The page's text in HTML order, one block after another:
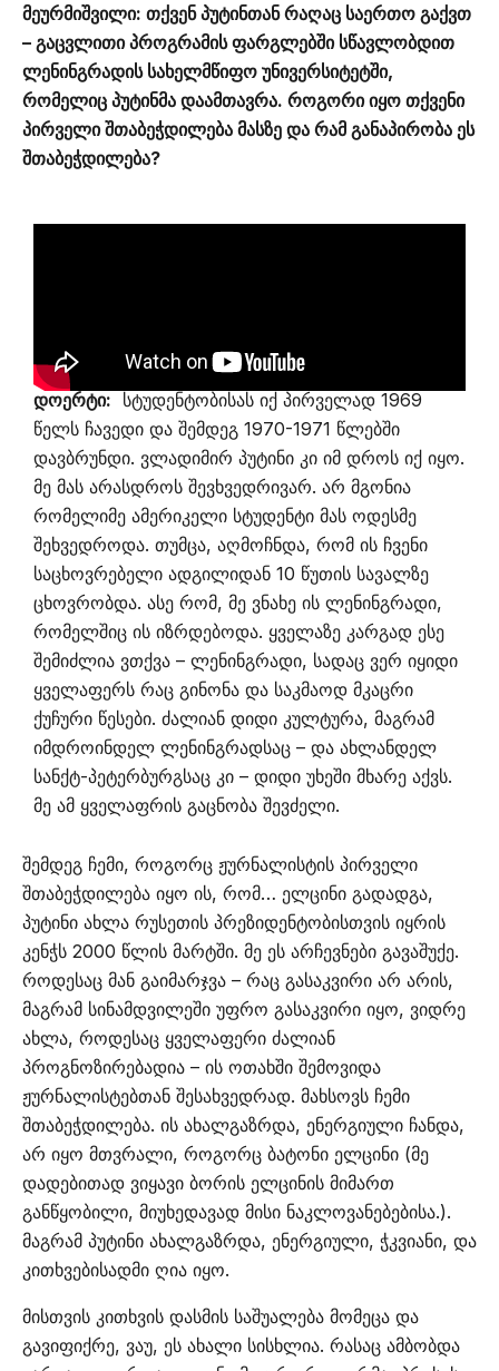
მეურმიშვილი: თქვენ პუტინთან რაღაც საერთო გაქვთ
– გაცვლითი პროგრამის ფარგლებში სწავლობდით
ლენინგრადის სახელმწიფო უნივერსიტეტში,
რომელიც პუტინმა დაამთავრა. როგორი იყო თქვენი
პირველი შთაბეჭდილება მასზე და რამ განაპირობა ეს
შთაბეჭდილება?
დოერტი: სტუდენტობისას იქ პირველად 1969
წელს ჩავედი და შემდეგ 1970-1971 წლებში
დავბრუნდი. ვლადიმირ პუტინი კი იმ დროს იქ იყო.
მე მას არასდროს შევხვედრივარ. არ მგონია
რომელიმე ამერიკელი სტუდენტი მას ოდესმე
შეხვედროდა. თუმცა, აღმოჩნდა, რომ ის ჩვენი
საცხოვრებელი ადგილიდან 10 წუთის სავალზე
ცხოვრობდა. ასე რომ, მე ვნახე ის ლენინგრადი,
რომელშიც ის იზრდებოდა. ყველაზე კარგად ესე
შემიძლია ვთქვა – ლენინგრადი, სადაც ვერ იყიდი
ყველაფერს რაც გინონა და საკმაოდ მკაცრი
ქუჩური წესები. ძალიან დიდი კულტურა, მაგრამ
იმდროინდელ ლენინგრადსაც – და ახლანდელ
სანქტ-პეტერბურგსაც კი – დიდი უხეში მხარე აქვს.
მე ამ ყველაფრის გაცნობა შევძელი.
შემდეგ ჩემი, როგორც ჟურნალისტის პირველი
შთაბეჭდილება იყო ის, რომ… ელცინი გადადგა,
პუტინი ახლა რუსეთის პრეზიდენტობისთვის იყრის
კენჭს 2000 წლის მარტში. მე ეს არჩევნები გავაშუქე.
როდესაც მან გაიმარჯვა – რაც გასაკვირი არ არის,
მაგრამ სინამდვილეში უფრო გასაკვირი იყო, ვიდრე
ახლა, როდესაც ყველაფერი ძალიან
პროგნოზირებადია – ის ოთახში შემოვიდა
ჟურნალისტებთან შესახვედრად. მახსოვს ჩემი
შთაბეჭდილება. ის ახალგაზრდა, ენერგიული ჩანდა,
არ იყო მთვრალი, როგორც ბატონი ელცინი (მე
დადებითად ვიყავი ბორის ელცინის მიმართ
განწყობილი, მიუხედავად მისი ნაკლოვანებებისა.).
მაგრამ პუტინი ახალგაზრდა, ენერგიული, ჭკვიანი, და
კითხვებისადმი ღია იყო.
მისთვის კითხვის დასმის საშუალება მომეცა და
გავიფიქრე, ვაუ, ეს ახალი სისხლია. რასაც ამბობდა